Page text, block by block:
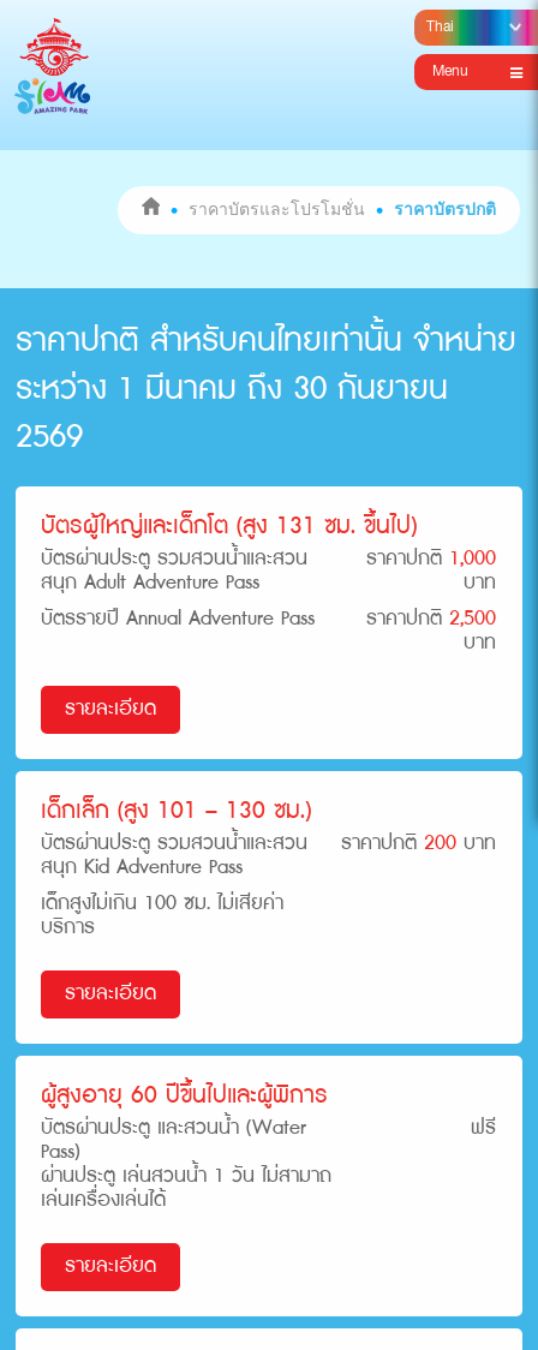
Menu
ราคาบัตรและโปรโมชั่น ราคาบัตรปกติ
ราคาปกติ สำหรับคนไทยเท่านั้น จำหน่าย
ระหว่าง 1 มีนาคม ถึง 30 กันยายน
2569
บัตรผู้ใหญ่และเด็กโต (สูง 131 ซม. ขึ้นไป)
บัตรผ่านประตู รวมสวนน้ำและสวน
สนุก Adult Adventure Pass
ราคาปกติ 1,000
บาท
บัตรรายปี Annual Adventure Pass
ราคาปกติ 2,500
บาท
รายละเอียด
เด็กเล็ก (สูง 101 – 130 ซม.)
บัตรผ่านประตู รวมสวนน้ำและสวน
สนุก Kid Adventure Pass
ราคาปกติ 200 บาท
เด็กสูงไม่เกิน 100 ซม. ไม่เสียค่า
บริการ
รายละเอียด
ผู้สูงอายุ 60 ปีขึ้นไปและผู้พิการ
บัตรผ่านประตู และสวนน้ำ (Water
Pass)
ผ่านประตู เล่นสวนน้ำ 1 วัน ไม่สามาถ
เล่นเครื่องเล่นได้
ฟรี
รายละเอียด